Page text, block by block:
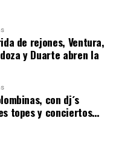
2026
de rejones, Ventura,
y Duarte abren la
con dj´s
topes y conciertos…